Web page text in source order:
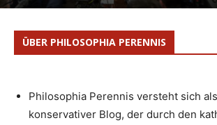
ÜBER PHILOSOPHIA PERENNIS
Philosophia Perennis versteht sich
konservativer Blog, der durch den